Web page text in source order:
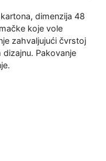
dimenzija 48
koje vole
zahvaljujući čvrstoj
Pakovanje